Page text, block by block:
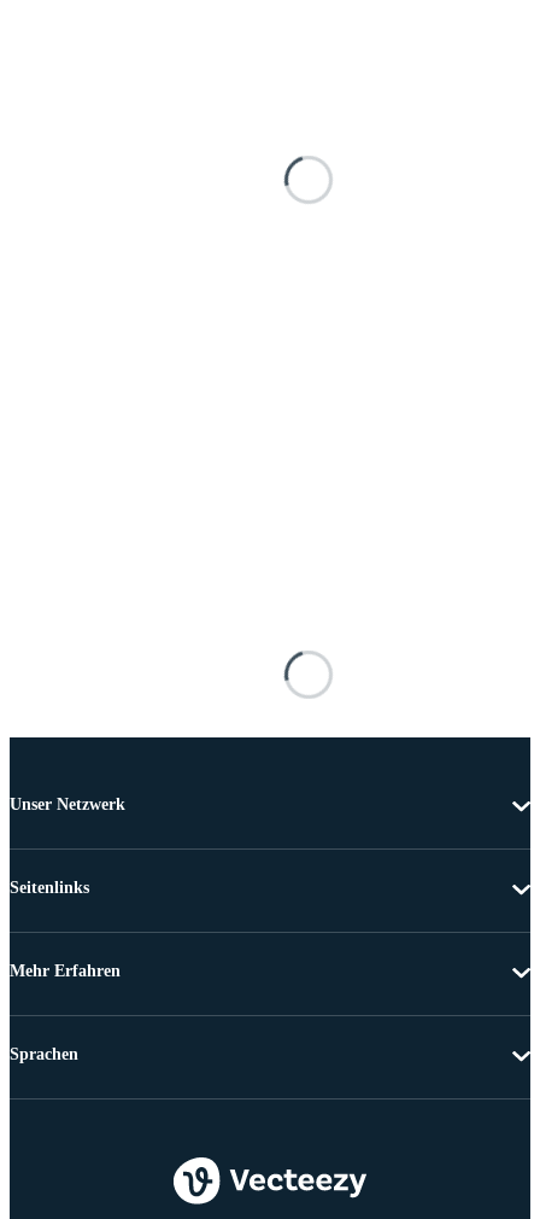
Unser Netzwerk
Seitenlinks
Mehr Erfahren
Sprachen